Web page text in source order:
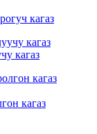
кагаз
кагаз
кагаз